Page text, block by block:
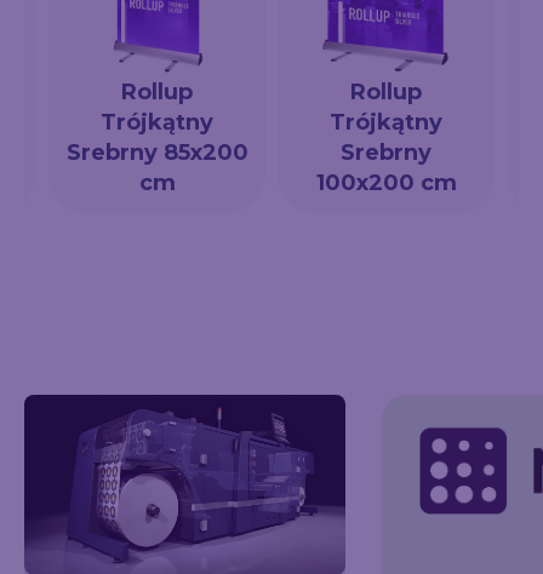
Rollup
Trójkątny
Srebrny 85x200
cm
Rollup
Trójkątny
Srebrny
100x200 cm